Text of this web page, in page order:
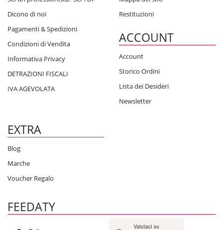
Dicono di noi
Pagamenti & Spedizioni
Condizioni di Vendita
Informativa Privacy
DETRAZIONI FISCALI
IVA AGEVOLATA
Restituzioni
ACCOUNT
Account
Storico Ordini
Lista dei Desideri
Newsletter
EXTRA
Blog
Marche
Voucher Regalo
FEEDATY